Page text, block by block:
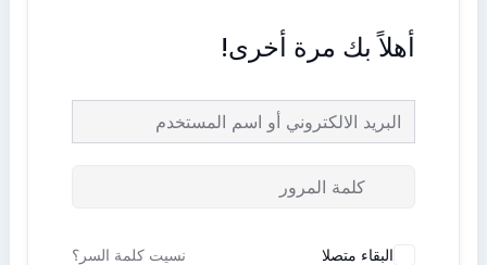
أهلاً بك مرة أخرى!
البقاء متصلا نسيت كلمة السر؟